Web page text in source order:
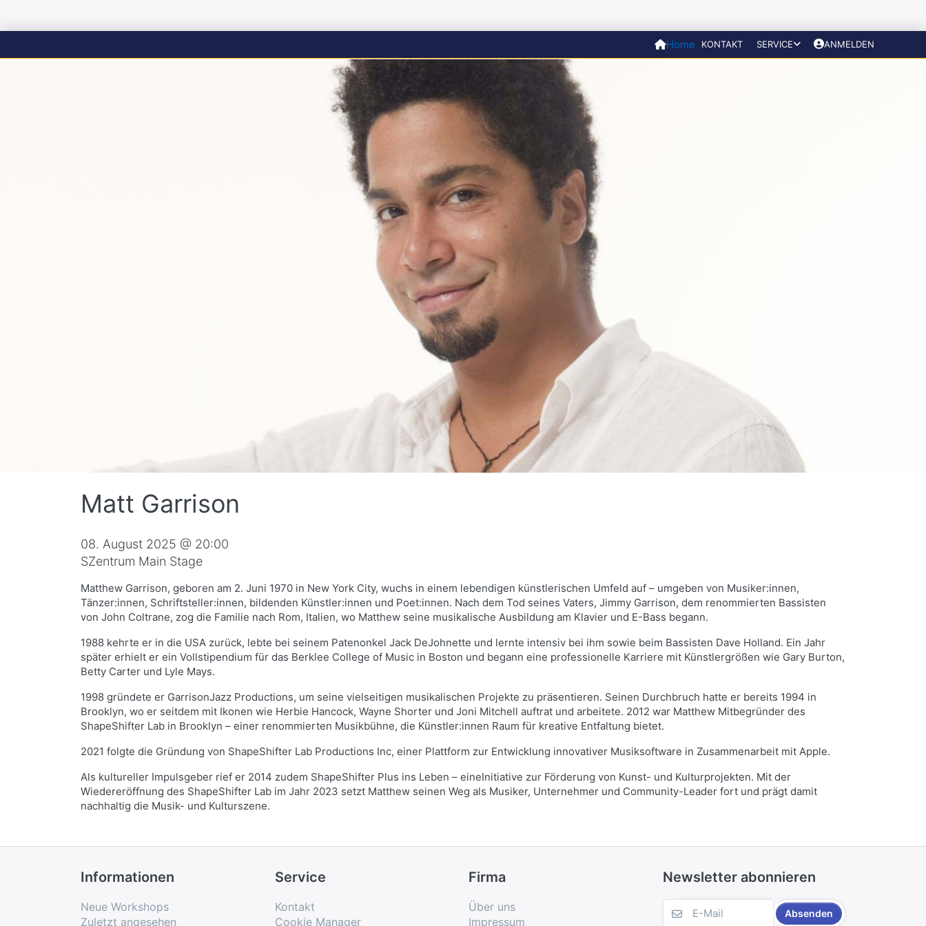
Home KONTAKT SERVICE ANMELDEN
Matt Garrison
08. August 2025 @ 20:00
SZentrum Main Stage
Matthew Garrison, geboren am 2. Juni 1970 in New York City, wuchs in einem lebendigen künstlerischen Umfeld auf – umgeben von Musiker:innen,
Tänzer:innen, Schriftsteller:innen, bildenden Künstler:innen und Poet:innen. Nach dem Tod seines Vaters, Jimmy Garrison, dem renommierten Bassisten
von John Coltrane, zog die Familie nach Rom, Italien, wo Matthew seine musikalische Ausbildung am Klavier und E-Bass begann.
1988 kehrte er in die USA zurück, lebte bei seinem Patenonkel Jack DeJohnette und lernte intensiv bei ihm sowie beim Bassisten Dave Holland. Ein Jahr
später erhielt er ein Vollstipendium für das Berklee College of Music in Boston und begann eine professionelle Karriere mit Künstlergrößen wie Gary Burton,
Betty Carter und Lyle Mays.
1998 gründete er GarrisonJazz Productions, um seine vielseitigen musikalischen Projekte zu präsentieren. Seinen Durchbruch hatte er bereits 1994 in
Brooklyn, wo er seitdem mit Ikonen wie Herbie Hancock, Wayne Shorter und Joni Mitchell auftrat und arbeitete. 2012 war Matthew Mitbegründer des
ShapeShifter Lab in Brooklyn – einer renommierten Musikbühne, die Künstler:innen Raum für kreative Entfaltung bietet.
2021 folgte die Gründung von ShapeShifter Lab Productions Inc, einer Plattform zur Entwicklung innovativer Musiksoftware in Zusammenarbeit mit Apple.
Als kultureller Impulsgeber rief er 2014 zudem ShapeShifter Plus ins Leben – eineInitiative zur Förderung von Kunst- und Kulturprojekten. Mit der
Wiedereröffnung des ShapeShifter Lab im Jahr 2023 setzt Matthew seinen Weg als Musiker, Unternehmer und Community-Leader fort und prägt damit
nachhaltig die Musik- und Kulturszene.
Informationen
Neue Workshops
Zuletzt angesehen
Service
Kontakt
Cookie Manager
Firma
Über uns
Impressum
Newsletter abonnieren
Absenden